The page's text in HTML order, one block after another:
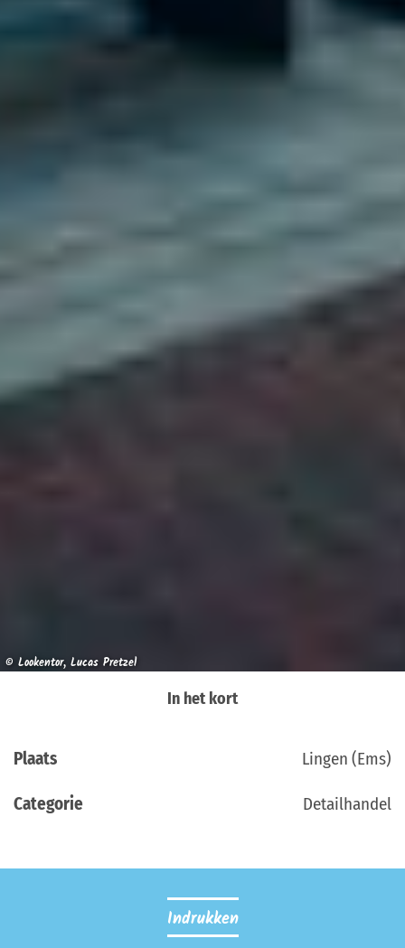
© Lookentor, Lucas Pretzel
In het kort
Plaats Lingen (Ems)
Categorie Detailhandel
Indrukken